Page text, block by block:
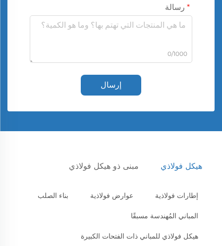
رسالة
0/1000
إرسال
هيكل فولاذي مبنى ذو هيكل فولاذي
إطارات فولاذية عوارض فولاذية بناء الصلب
المباني المُهندسة مسبقًا
هيكل فولاذي للمباني ذات الفتحات الكبيرة